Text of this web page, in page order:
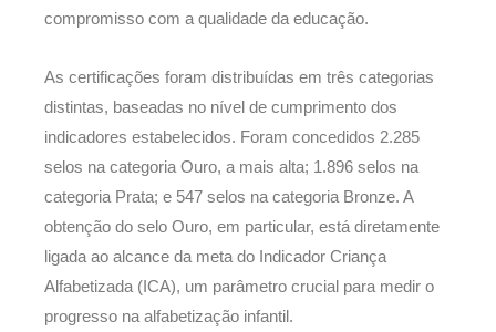
compromisso com a qualidade da educação.
As certificações foram distribuídas em três categorias
distintas, baseadas no nível de cumprimento dos
indicadores estabelecidos. Foram concedidos 2.285
selos na categoria Ouro, a mais alta; 1.896 selos na
categoria Prata; e 547 selos na categoria Bronze. A
obtenção do selo Ouro, em particular, está diretamente
ligada ao alcance da meta do Indicador Criança
Alfabetizada (ICA), um parâmetro crucial para medir o
progresso na alfabetização infantil.